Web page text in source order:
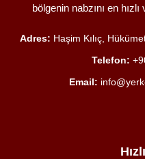
bölgenin nabzını en
Adres: Haşim Kılıç,
Telefon:
Email: